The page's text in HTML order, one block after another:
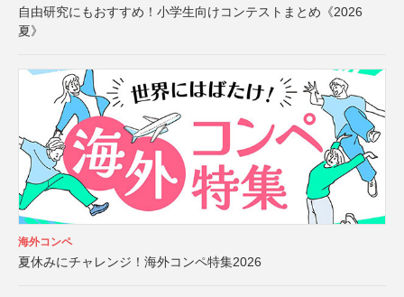
自由研究にもおすすめ！小学生向けコンテストまとめ《2026
夏》
海外コンペ
夏休みにチャレンジ！海外コンペ特集2026